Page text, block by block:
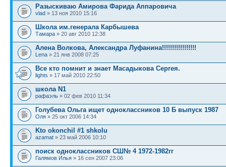
Разыскиваю Амирова Фарида Аппаровича
vlad » 13 ноя 2010 15:16
Школа им.генерала Карбышева
Тамара » 20 авг 2010 12:38
Алена Волкова, Александра Луфанина!!!!!!!!!!!!!!!!!
Lena » 21 янв 2008 07:25
Все кто помнит и знает Масадыкова Сергея.
lights » 17 май 2010 22:50
школа N1
рафаэль » 02 фев 2010 11:34
Голубева Ольга ищет одноклассников 10 Б выпуск 1987
Оля » 25 окт 2006 14:34
Kto okonchil #1 shkolu
azamat » 23 май 2006 10:10
поиск одноклассников СШ№ 4 1972-1982гг
Галямов Илья » 16 сен 2007 23:06